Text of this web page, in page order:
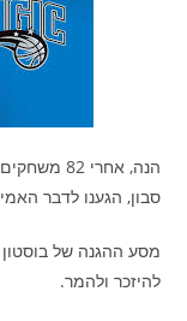
הנה,
סבון, הגענו לדבר האמיתי –
מסע ההגנה של
להיזכר ולהמר.